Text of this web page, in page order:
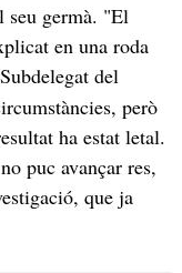
seu germà. "El
en una roda
del
però
ha estat letal.
puc avançar res,
que ja